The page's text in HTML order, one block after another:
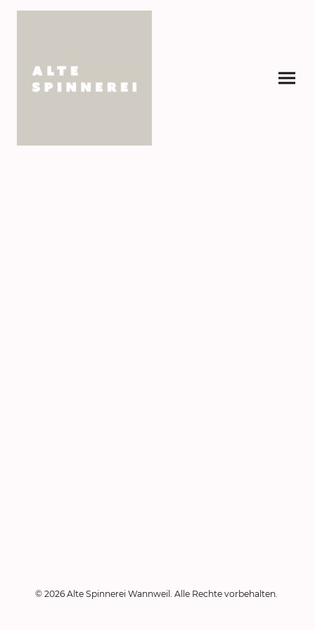
© 2026 Alte Spinnerei Wannweil. Alle Rechte vorbehalten.